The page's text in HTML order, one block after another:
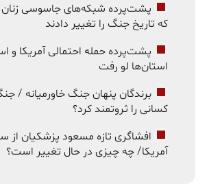
پشت‌پرده شبکه‌های جاسوسی زنان
که تاریخ جنگ را تغییر دادند
پشت‌پرده حمله احتمالی آمریکا و
استان‌ها لو رفت
کسانی را ثروتمند کرد؟
افشاگری تازه مسعود پزشکیان از
آمریکا/ چه چیزی در حال تغییر است؟